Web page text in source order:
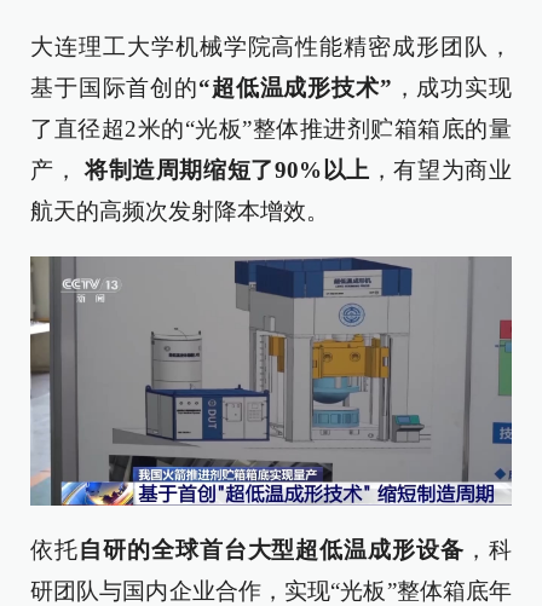
大连理工大学机械学院高性能精密成形团队，
基于国际首创的“超低温成形技术” ，成功实现
了直径超2米的“光板”整体推进剂贮箱箱底的量
产，
将制造周期缩短了90%以上 ，有望为商业
航天的高频次发射降本增效。
依托自研的全球首台大型超低温成形设备 ，科
研团队与国内企业合作，实现“光板”整体箱底年